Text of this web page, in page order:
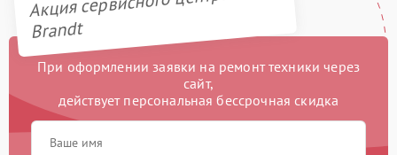
Brandt
При оформлении заявки на ремонт техники через
сайт,
действует персональная бессрочная скидка